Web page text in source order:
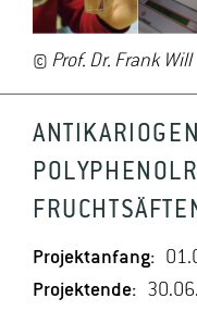
© Prof. Dr. Frank Will
Projektanfang:
Projektende: